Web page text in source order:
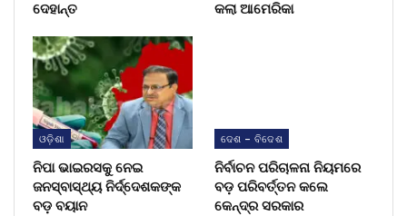
ଦେହାନ୍ତ
କଲା ଆମେରିକା
ଓଡ଼ିଶା
ନିପା ଭାଇରସକୁ ନେଇ
ଜନସ୍ବାସ୍ଥ୍ୟ ନିର୍ଦ୍ଦେଶକଙ୍କ
ବଡ଼ ବୟାନ
ଦେଶ - ବିଦେଶ
ନିର୍ବାଚନ ପରିଚାଳନା ନିୟମରେ
ବଡ଼ ପରିବର୍ତ୍ତନ କଲେ
କେନ୍ଦ୍ର ସରକାର